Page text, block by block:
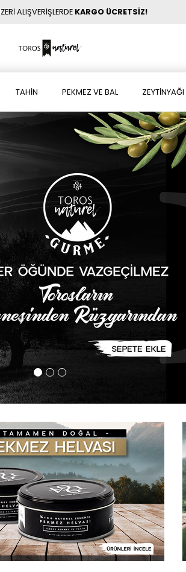
ALIŞVERİŞLERDE KARGO ÜCRETSİZ!
TAHİN PEKMEZ VE BAL ZEYTİNYAĞI